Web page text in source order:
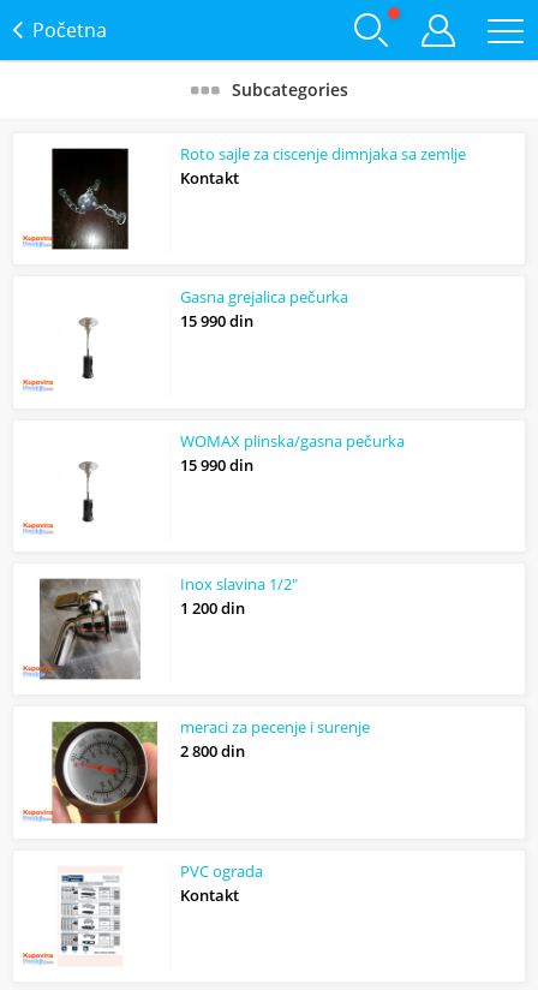
Početna
Subcategories
Roto sajle za ciscenje dimnjaka sa zemlje
Kontakt
Gasna grejalica pečurka
15 990 din
WOMAX plinska/gasna pečurka
15 990 din
Inox slavina 1/2"
1 200 din
meraci za pecenje i surenje
2 800 din
PVC ograda
Kontakt